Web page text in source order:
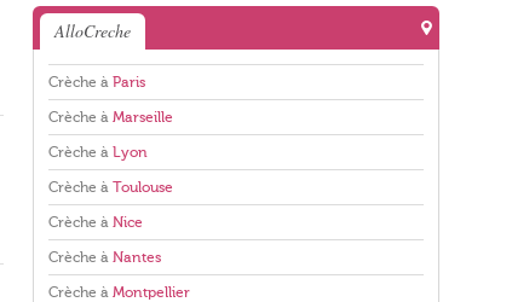
AlloCreche
Crèche à Paris
Crèche à Marseille
Crèche à Lyon
Crèche à Toulouse
Crèche à Nice
Crèche à Nantes
Crèche à Montpellier